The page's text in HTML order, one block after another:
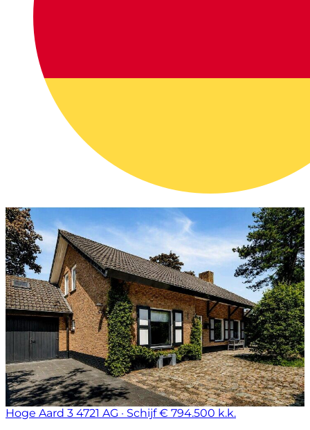
Hoge Aard 3 4721 AG · Schijf € 794.500 k.k.